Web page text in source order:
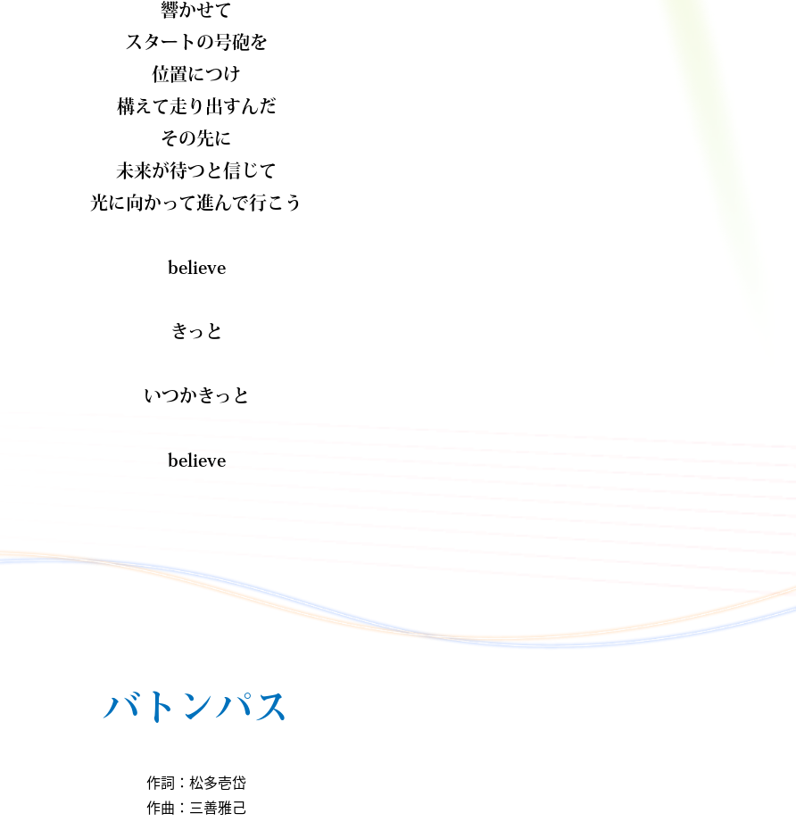
響かせて
スタートの号砲を
位置につけ
構えて走り出すんだ
その先に
未来が待つと信じて
光に向かって進んで行こう
believe
きっと
いつかきっと
believe
バトンパス
作詞：松多壱岱
作曲：三善雅己